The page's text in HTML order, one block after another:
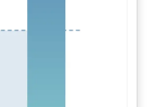
Intelligence. La